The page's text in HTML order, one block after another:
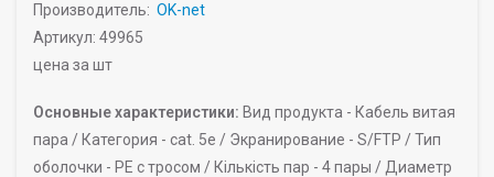
Производитель: OK-net
Артикул: 49965
цена за шт
Основные характеристики: Вид продукта - Кабель витая
пара / Категория - cat. 5e / Экранирование - S/FTP /Тип
оболочки - PE с тросом / Кількість пар - 4 пары / Диаметр